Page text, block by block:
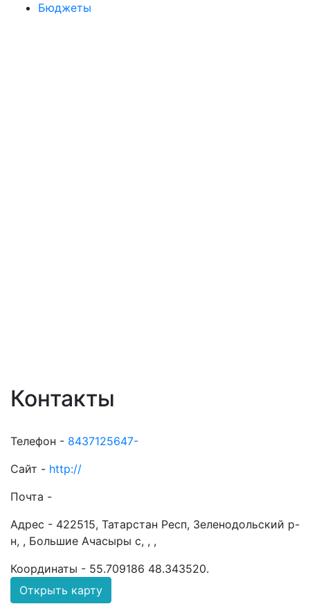
Бюджеты
Контакты
Телефон - 8437125647-
Сайт - http://
Почта -
Адрес - 422515, Татарстан Респ, Зеленодольский р-
н, , Большие Ачасыры с, , ,
Координаты - 55.709186 48.343520.
Открыть карту